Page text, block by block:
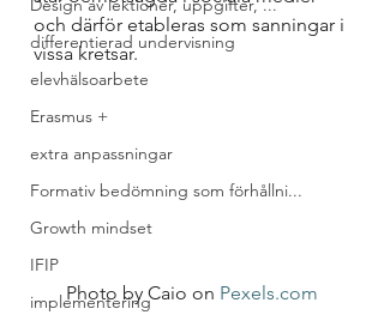
Design av lektioner, uppgifter, ...
differentierad undervisning
elevhälsoarbete
Erasmus +
extra anpassningar
Formativ bedömning som förhållni...
Growth mindset
IFIP
implementering
och därför etableras som sanningar i
vissa kretsar.
Photo by Caio on Pexels.com